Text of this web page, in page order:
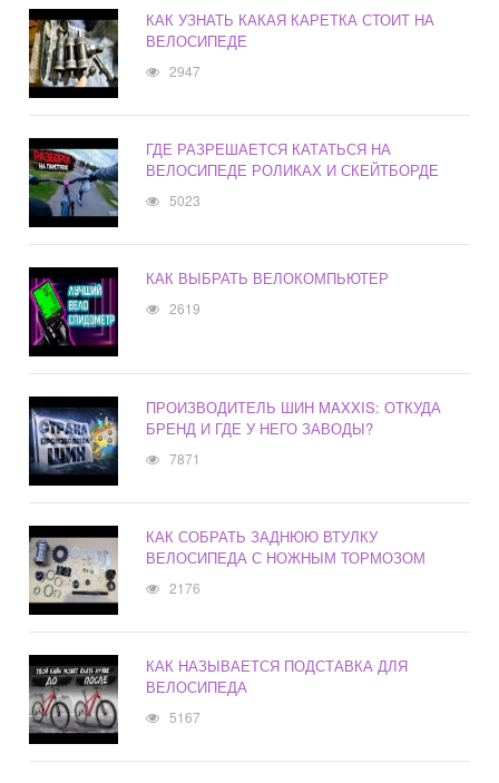
КАК УЗНАТЬ КАКАЯ КАРЕТКА СТОИТ НА
ВЕЛОСИПЕДЕ
2947
ГДЕ РАЗРЕШАЕТСЯ КАТАТЬСЯ НА
ВЕЛОСИПЕДЕ РОЛИКАХ И СКЕЙТБОРДЕ
5023
КАК ВЫБРАТЬ ВЕЛОКОМПЬЮТЕР
2619
ПРОИЗВОДИТЕЛЬ ШИН MAXXIS: ОТКУДА
БРЕНД И ГДЕ У НЕГО ЗАВОДЫ?
7871
КАК СОБРАТЬ ЗАДНЮЮ ВТУЛКУ
ВЕЛОСИПЕДА С НОЖНЫМ ТОРМОЗОМ
2176
КАК НАЗЫВАЕТСЯ ПОДСТАВКА ДЛЯ
ВЕЛОСИПЕДА
5167